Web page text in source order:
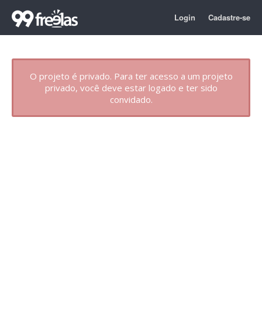
Login Cadastre-se
O projeto é privado. Para ter acesso a um projeto
privado, você deve estar logado e ter sido
convidado.